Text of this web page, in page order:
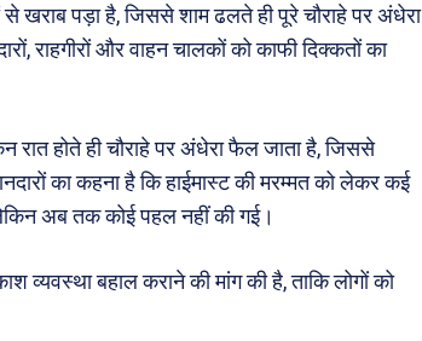
खराब पड़ा है, जिससे शाम ढलते ही पूरे चौराहे पर अंधेरा
राहगीरों और वाहन चालकों को काफी दिक्कतों का
रात होते ही चौराहे पर अंधेरा फैल जाता है, जिससे
का कहना है कि हाईमास्ट की मरम्मत को लेकर कई
अब तक कोई पहल नहीं की गई।
व्यवस्था बहाल कराने की मांग की है, ताकि लोगों को